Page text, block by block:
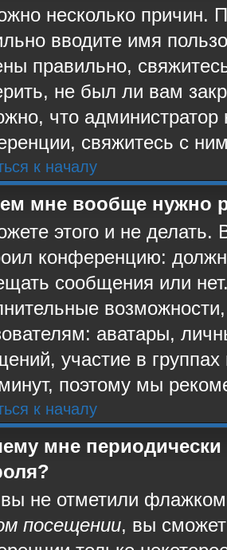
несколько причин.
вводите имя
правильно,
не был ли вам
что
свяжитесь с
к началу
мне вообще нужно
этого и не делать.
конференцию:
сообщения или
аватары,
участие в группах
поэтому мы
к началу
мне
не отметили
посещении, вы